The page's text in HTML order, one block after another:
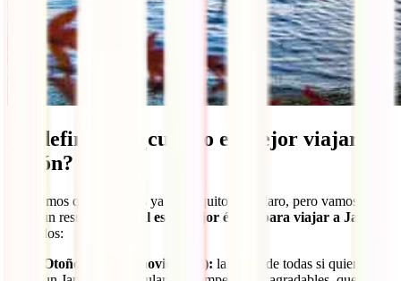
En definitiva, ¿cuándo es mejor viajar a
Japón?
Esperamos que lo tengas ya un poquito más claro, pero vamos a
hacer un resumen
. ¿Cuál es la mejor época para viajar a Japón?
Estas dos:
Otoño (octubre-noviembre): la mejor de todas si quieres ver